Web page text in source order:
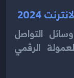
2024
التواصل
الرقمي